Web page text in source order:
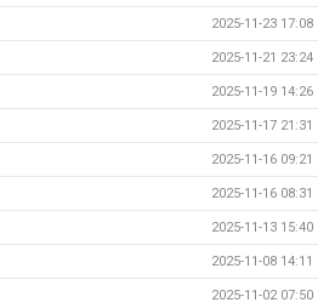
2025-11-23 17:08
2025-11-21 23:24
2025-11-19 14:26
2025-11-17 21:31
2025-11-16 09:21
2025-11-16 08:31
2025-11-13 15:40
2025-11-08 14:11
2025-11-02 07:50